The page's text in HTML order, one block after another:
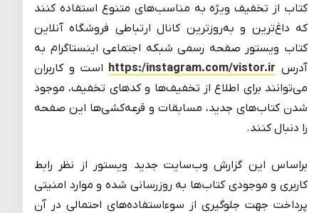
کتاب از تخفیف ویژه به مناسب‌های متنوع استفاده کنند
که داغ‌ترین و به‌روزترین کانال ارتباطی فروشگاه آنلاین
کتاب ویستور صفحه رسمی شبکه اجتماعی اینستاگرام به
آدرس https:/instagram.com/vistor.ir است و کاربران
می‌توانند برای اطلاع از تخفیف‌ها و کدهای تخفیف، موجود
شدن کتاب‌های جدید، مسابقات و قرعه‌کشی‌ها این صفحه
را دنبال کنند.
براساس این گزارش وب‌سایت جدید ویستور از نظر رابط
کاربری و موجودی کتاب‌ها به روزرسانی شده و موارد امنیتی
پرداخت جهت جلوگیری از سوء‌استفاده‌های احتمالی در آن